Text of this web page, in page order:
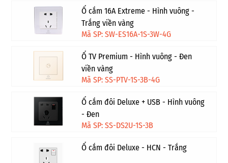
Ổ cắm 16A Extreme - Hình vuông -
Trắng viền vàng
Mã SP: SW-ES16A-1S-3W-4G
Ổ TV Premium - Hình vuông - Đen
viền vàng
Mã SP: SS-PTV-1S-3B-4G
Ổ cắm đôi Deluxe + USB - Hình vuông
- Đen
Mã SP: SS-DS2U-1S-3B
Ổ cắm đôi Deluxe - HCN - Trắng